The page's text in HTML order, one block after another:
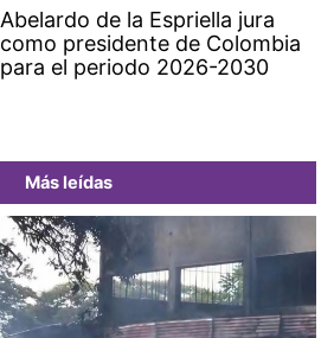
Abelardo de la Espriella jura
como presidente de Colombia
para el periodo 2026-2030
Más leídas